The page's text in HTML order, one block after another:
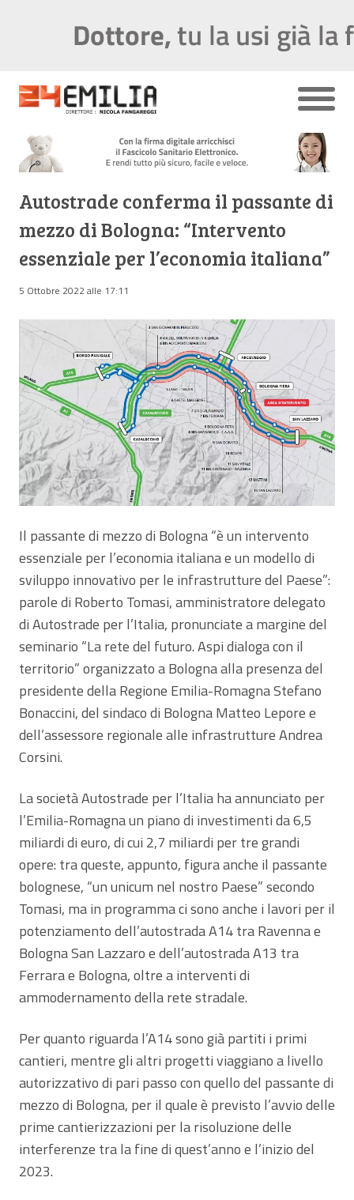
Autostrade conferma il passante di
mezzo di Bologna: “Intervento
essenziale per l’economia italiana”
5 Ottobre 2022 alle 17:11
Il passante di mezzo di Bologna “è un intervento
essenziale per l’economia italiana e un modello di
sviluppo innovativo per le infrastrutture del Paese”:
parole di Roberto Tomasi, amministratore delegato
di Autostrade per l’Italia, pronunciate a margine del
seminario “La rete del futuro. Aspi dialoga con il
territorio” organizzato a Bologna alla presenza del
presidente della Regione Emilia-Romagna Stefano
Bonaccini, del sindaco di Bologna Matteo Lepore e
dell’assessore regionale alle infrastrutture Andrea
Corsini.
La società Autostrade per l’Italia ha annunciato per
l’Emilia-Romagna un piano di investimenti da 6,5
miliardi di euro, di cui 2,7 miliardi per tre grandi
opere: tra queste, appunto, figura anche il passante
bolognese, “un unicum nel nostro Paese” secondo
Tomasi, ma in programma ci sono anche i lavori per il
potenziamento dell’autostrada A14 tra Ravenna e
Bologna San Lazzaro e dell’autostrada A13 tra
Ferrara e Bologna, oltre a interventi di
ammodernamento della rete stradale.
Per quanto riguarda l’A14 sono già partiti i primi
cantieri, mentre gli altri progetti viaggiano a livello
autorizzativo di pari passo con quello del passante di
mezzo di Bologna, per il quale è previsto l’avvio delle
prime cantierizzazioni per la risoluzione delle
interferenze tra la fine di quest’anno e l’inizio del
2023.